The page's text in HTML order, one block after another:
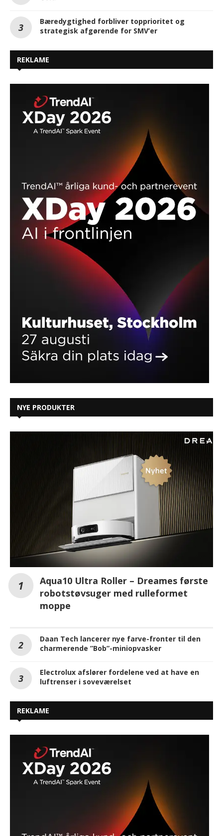
Bæredygtighed forbliver topprioritet og
strategisk afgørende for SMV’er
REKLAME
NYE PRODUKTER
Aqua10 Ultra Roller – Dreames første
robotstøvsuger med rulleformet
moppe
Daan Tech lancerer nye farve-fronter til den
charmerende ”Bob”-miniopvasker
Electrolux afslører fordelene ved at have en
luftrenser i soveværelset
REKLAME